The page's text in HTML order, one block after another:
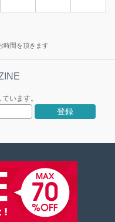
時間を頂きます
います。